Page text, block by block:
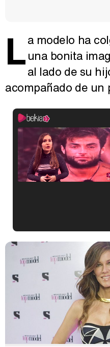
La modelo ha
una bonita
al lado de su
acompañado de un